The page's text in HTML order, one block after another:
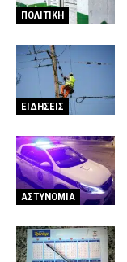
ΠΟΛΙΤΙΚΗ
ΕΙΔΗΣΕΙΣ
ΑΣΤΥΝΟΜΙΑ